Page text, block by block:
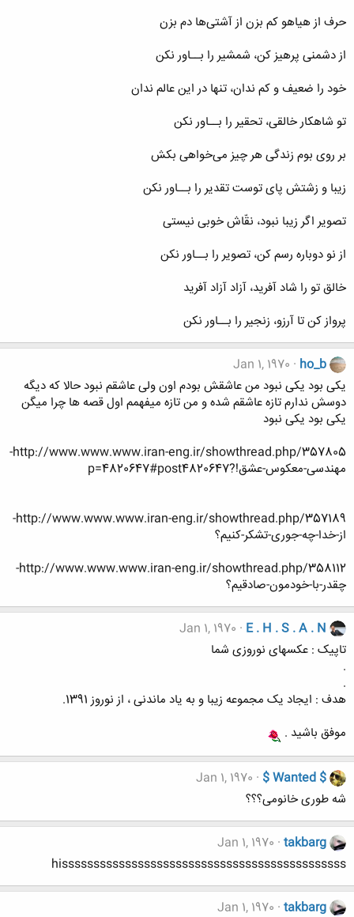
حرف از هیاهو کم بزن از آشتی‌ها دم بزن
از دشمنی پرهیز کن، شمشیر را بــاور نکن
خود را ضعیف و کم ندان، تنها در این عالم ندان
تو شاهکار خالقی، تحقیر را بــاور نکن
بر روی بوم زندگی هر چیز می‌خواهی بکش
زیبا و زشتش پای توست تقدیر را بــاور نکن
تصویر اگر زیبا نبود، نقّاش خوبی نیستی
از نو دوباره رسم کن، تصویر را بــاور نکن
خالق تو را شاد آفرید، آزاد آزاد آفرید
پرواز کن تا آرزو، زنجیر را بــاور نکن
ho_b
Jan 1, 1970
یکی بود یکی نبود من عاشقش بودم اون ولی عاشقم نبود حالا که دیگه
دوسش ندارم تازه عاشقم شده و من تازه میفهمم اول قصه ها چرا میگن
یکی بود یکی نبود
http://www.www.www.iran-eng.ir/showthread.php/357805-
مهندسی-معکوس-عشق!?p=4820647#post4820647
http://www.www.www.iran-eng.ir/showthread.php/357189-
از-خدا-چه-جوری-تشکر-کنیم؟
http://www.www.www.iran-eng.ir/showthread.php/358112-
چقدر-با-خودمون-صادقیم؟
E . H . S . A . N
Jan 1, 1970
تاپیک : عکسهای نوروزی شما
.
.
هدف : ایجاد یک مجموعه زیبا و به یاد ماندنی ، از نوروز 1391.
موفق باشید .
$ Wanted $
Jan 1, 1970
شه طوری خانومی؟؟؟
takbarg
Jan 1, 1970
hisssssssssssssssssssssssssssssssssssssssssssss
takbarg
Jan 1, 1970